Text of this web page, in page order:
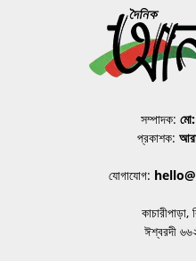
সম্পাদক:
প্রকাশক:
যোগাযোগ:
কাচারীপাড়া,
ঈশ্বরদী